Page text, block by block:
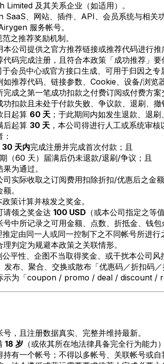
Limited 及其关系企业（如适用）。
SaaS、网站、插件、API、会员系统与相关功
服务帐号。
之推荐奖励机制。
本公司提供之官方推荐链接或推荐代码进行推
代码完成注册，且符合本政策「成功推荐」要
于会员中心或官方接口生成、可用于归因之专
如推荐代码、链接参数、Cookie、设备/浏
完成之第一笔成功扣款之付费订阅或付费方
功扣款且未处于付款失败、争议款、退刷、撤
日起算 60 天 ；于此期间内如发生退款、退
后起算 30 天 ，本公司得进行人工或系统审核
30 天内完成注册并完成首次付款；且
（60 天）届满后仍未退款/退刷/争议；且
为通过。
司实际收取之订阅费用扣除折扣/优惠后之
。
策计算并核发之奖金。
请领之奖金达 100 USD （或本公司指定之等
号中所记录之可用金额、点数、折抵金、钱
推定由同一人或同一控制下之不同帐号所进
判定为规避本政策之关联情形。
公平性、企图不当取得奖金、或干扰本公司
发布、聚合、交换或散布「优惠码／折扣码
示为「coupon / promo / deal / discount /
，且注册数据真实、完整并维持最新。
18 岁 （或依其所在地法律具备完全行为能力）
持有一个帐号；不得以多帐号、关联帐号或自